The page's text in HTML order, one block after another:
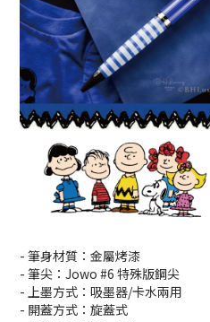
- 筆身材質：金屬烤漆
- 筆尖：Jowo #6 特殊版鋼尖
- 上墨方式：吸墨器/卡水兩用
- 開蓋方式：旋蓋式